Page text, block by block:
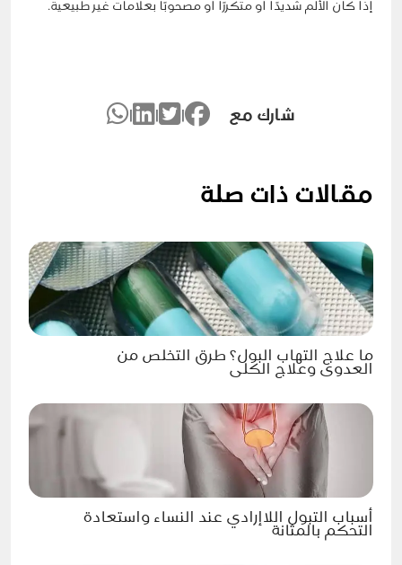
إذا كان الألم شديدًا أو متكررًا أو مصحوبًا بعلامات غير طبيعية.
شارك مع
مقالات ذات صلة
ما علاج التهاب البول؟ طرق التخلص من
العدوى وعلاج الكلى
أسباب التبول اللاإرادي عند النساء واستعادة
التحكم بالمثانة